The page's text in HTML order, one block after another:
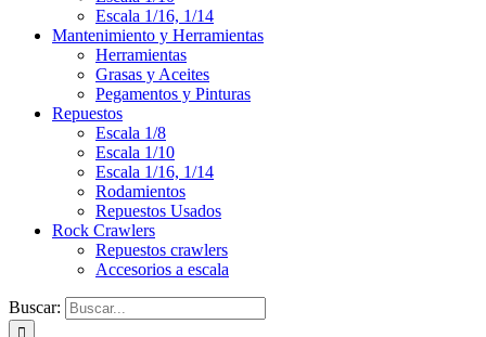
Escala 1/16, 1/14
Mantenimiento y Herramientas
Herramientas
Grasas y Aceites
Pegamentos y Pinturas
Repuestos
Escala 1/8
Escala 1/10
Escala 1/16, 1/14
Rodamientos
Repuestos Usados
Rock Crawlers
Repuestos crawlers
Accesorios a escala
Buscar: